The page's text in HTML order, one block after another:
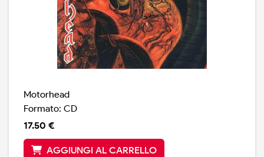
Motorhead
Formato: CD
17.50 €
AGGIUNGI AL CARRELLO